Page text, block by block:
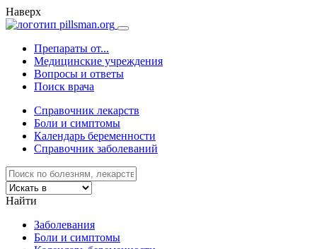
Наверх
Препараты от...
Медицинские учреждения
Вопросы и ответы
Поиск врача
Справочник лекарств
Боли и симптомы
Календарь беременности
Справочник заболеваний
Найти
Заболевания
Боли и симптомы